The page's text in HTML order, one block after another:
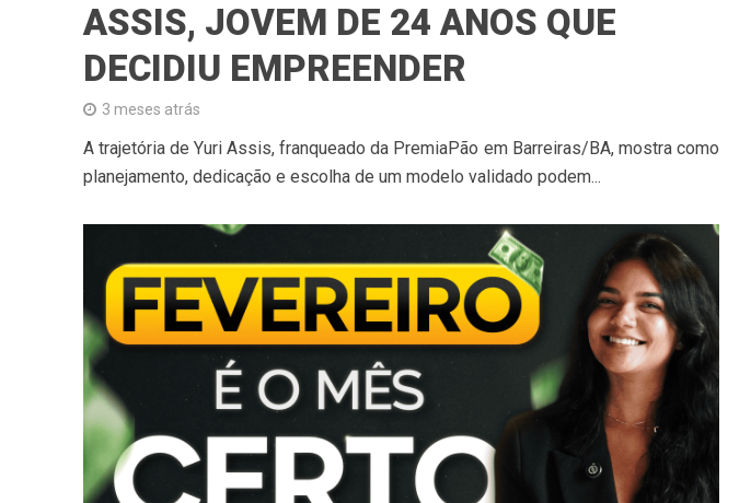
ASSIS, JOVEM DE 24 ANOS QUE
DECIDIU EMPREENDER
3 meses atrás
A trajetória de Yuri Assis, franqueado da PremiaPão em Barreiras/BA, mostra como
planejamento, dedicação e escolha de um modelo validado podem...